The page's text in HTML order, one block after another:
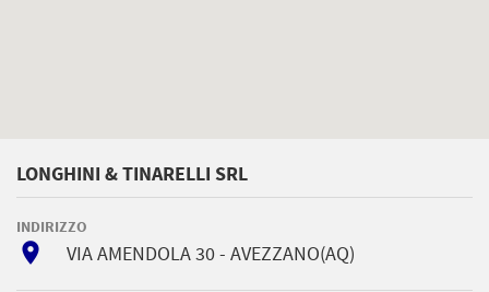
LONGHINI & TINARELLI SRL
INDIRIZZO
room VIA AMENDOLA 30 - AVEZZANO(AQ)